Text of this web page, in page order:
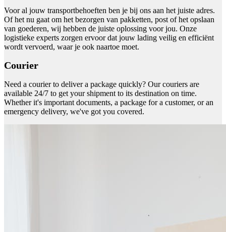
Voor al jouw transportbehoeften ben je bij ons aan het juiste adres.
Of het nu gaat om het bezorgen van pakketten, post of het opslaan
van goederen, wij hebben de juiste oplossing voor jou. Onze
logistieke experts zorgen ervoor dat jouw lading veilig en efficiënt
wordt vervoerd, waar je ook naartoe moet.
Courier
Need a courier to deliver a package quickly? Our couriers are
available 24/7 to get your shipment to its destination on time.
Whether it's important documents, a package for a customer, or an
emergency delivery, we've got you covered.